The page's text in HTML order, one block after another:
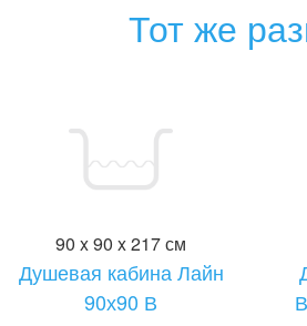
Тот же
90 x 90 x 217 см
Душевая кабина Лайн
90х90 В